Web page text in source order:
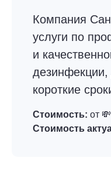
Компания
услуги по
и
короткие
Стоимость: от
Стоимость